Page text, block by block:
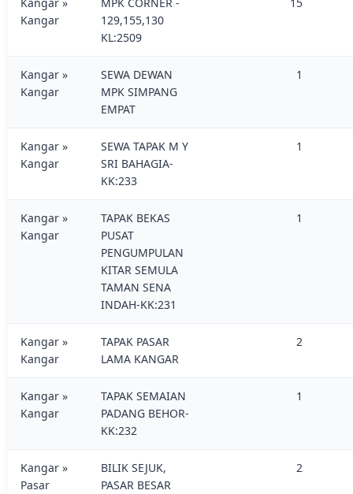
Kangar
129,155,130
KL:2509
Kangar »
Kangar
SEWA DEWAN
MPK SIMPANG
EMPAT
1
Kangar »
Kangar
SEWA TAPAK M Y
SRI BAHAGIA-
KK:233
1
Kangar »
Kangar
TAPAK BEKAS
PUSAT
PENGUMPULAN
KITAR SEMULA
TAMAN SENA
INDAH-KK:231
1
Kangar »
Kangar
TAPAK PASAR
LAMA KANGAR
2
Kangar »
Kangar
TAPAK SEMAIAN
PADANG BEHOR-
KK:232
1
Kangar »
Pasar
BILIK SEJUK,
PASAR BESAR
2